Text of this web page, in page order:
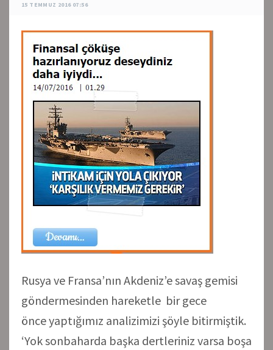
15 TEMMUZ 2016 07:56
Rusya ve Fransa’nın Akdeniz’e savaş gemisi
göndermesinden hareketle bir gece
önce yaptığımız analizimizi şöyle bitirmiştik.
‘Yok sonbaharda başka dertleriniz varsa boşa